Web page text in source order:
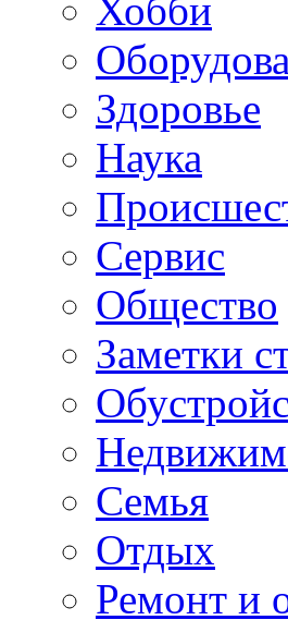
Хобби
Здоровье
Наука
Сервис
Общество
Заметки
Семья
Отдых
Ремонт и